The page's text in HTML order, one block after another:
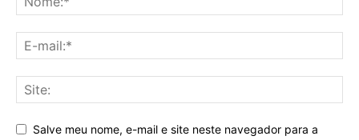
Salve meu nome, e-mail e site neste navegador para a